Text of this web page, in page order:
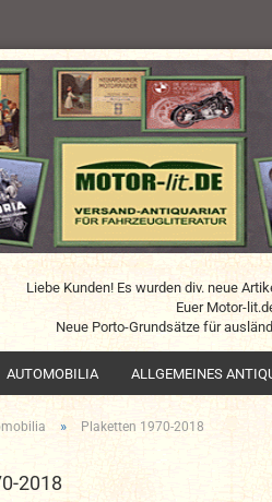
Liebe Kunden! Es wurden div. neue
Euer Motor-
Neue Porto-Grundsätze für
AUTOMOBILIA ALLGEMEINES
» Plaketten 1970-2018
2018